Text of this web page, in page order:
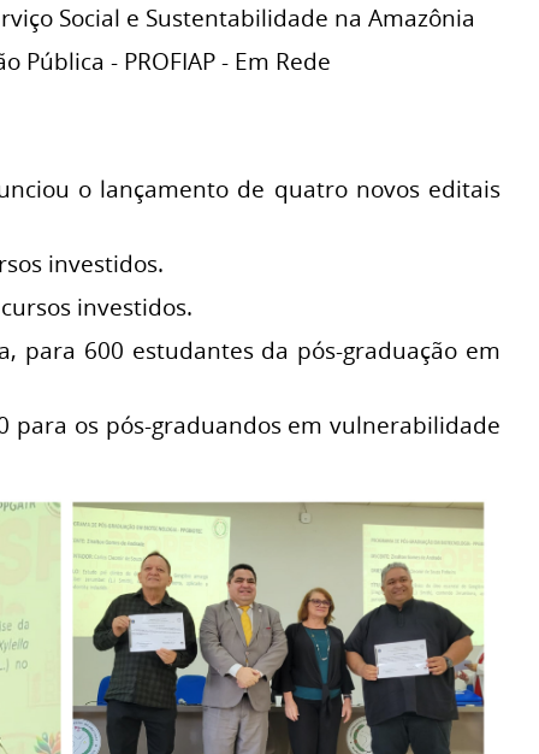
Social e Sustentabilidade na Amazônia
- PROFIAP - Em Rede
o lançamento de quatro novos editais
investidos.
investidos.
para 600 estudantes da pós-graduação em
para os pós-graduandos em vulnerabilidade